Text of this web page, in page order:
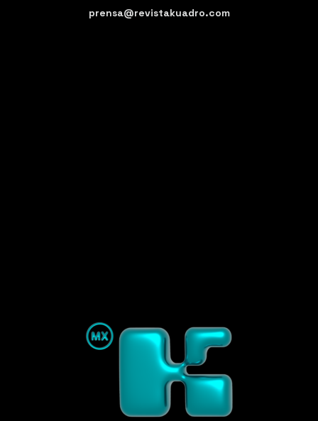
prensa@revistakuadro.com